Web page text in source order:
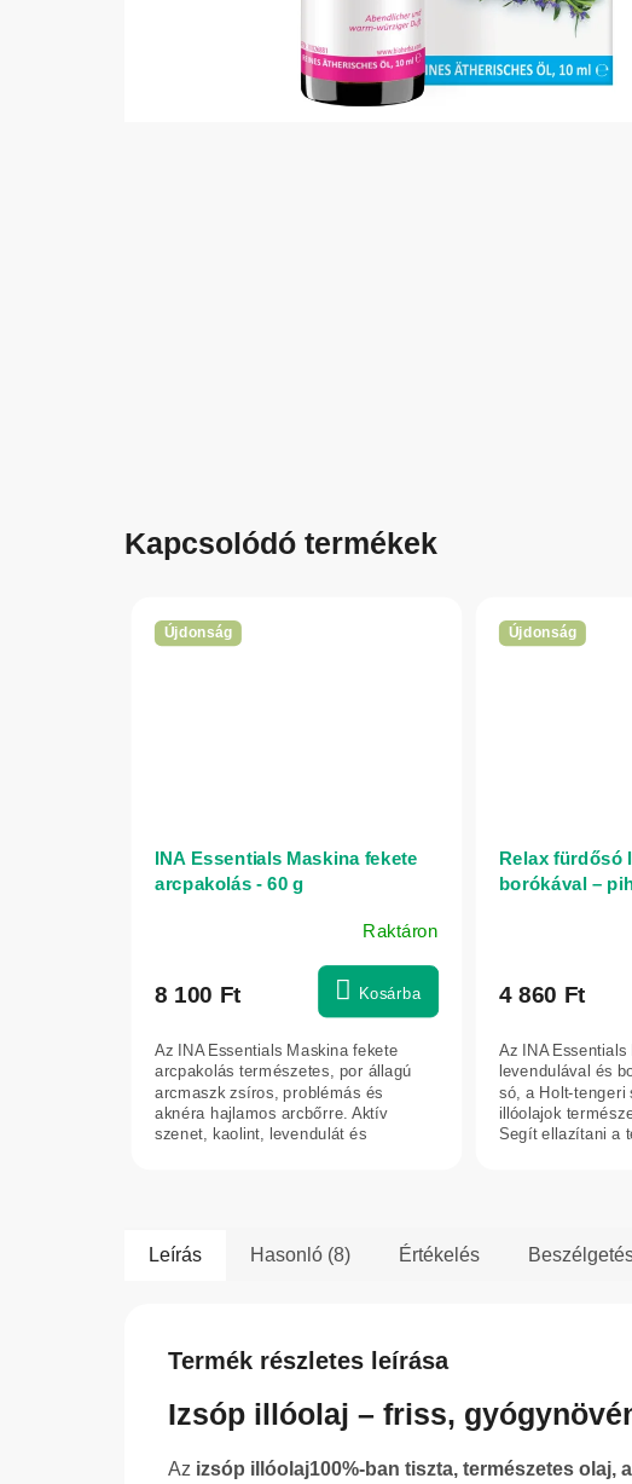
Kapcsolódó termékek
Újdonság
INA Essentials Maskina fekete
arcpakolás - 60 g
Raktáron
8 100 Ft Kosárba
Az INA Essentials Maskina fekete
arcpakolás természetes, por állagú
arcmaszk zsíros, problémás és
aknéra hajlamos arcbőrre. Aktív
szenet, kaolint, levendulát és
Újdonság
Relax fürdősó
borókával –
4 860 Ft
Az INA
levendulával és
só, a Holt-tengeri
illóolajok
Segít ellazítani a
Leírás Hasonló (8) Értékelés
Termék részletes leírása
Izsóp illóolaj – friss,
Az izsóp illóolaj100%-ban tiszta, természetes olaj,